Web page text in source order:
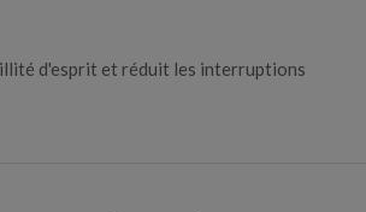
d'esprit et réduit les interruptions